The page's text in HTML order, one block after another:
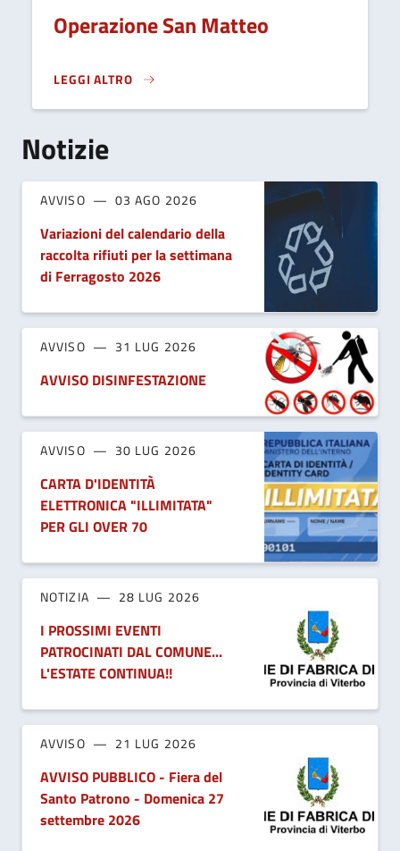
Operazione San Matteo
LEGGI ALTRO
OPERAZIONE SAN MATTEO}
Notizie
AVVISO 03 AGO 2026
Variazioni del calendario della
raccolta rifiuti per la settimana
di Ferragosto 2026
AVVISO 31 LUG 2026
AVVISO DISINFESTAZIONE
AVVISO 30 LUG 2026
CARTA D'IDENTITÀ
ELETTRONICA "ILLIMITATA"
PER GLI OVER 70
NOTIZIA 28 LUG 2026
I PROSSIMI EVENTI
PATROCINATI DAL COMUNE...
L'ESTATE CONTINUA!!
AVVISO 21 LUG 2026
AVVISO PUBBLICO - Fiera del
Santo Patrono - Domenica 27
settembre 2026